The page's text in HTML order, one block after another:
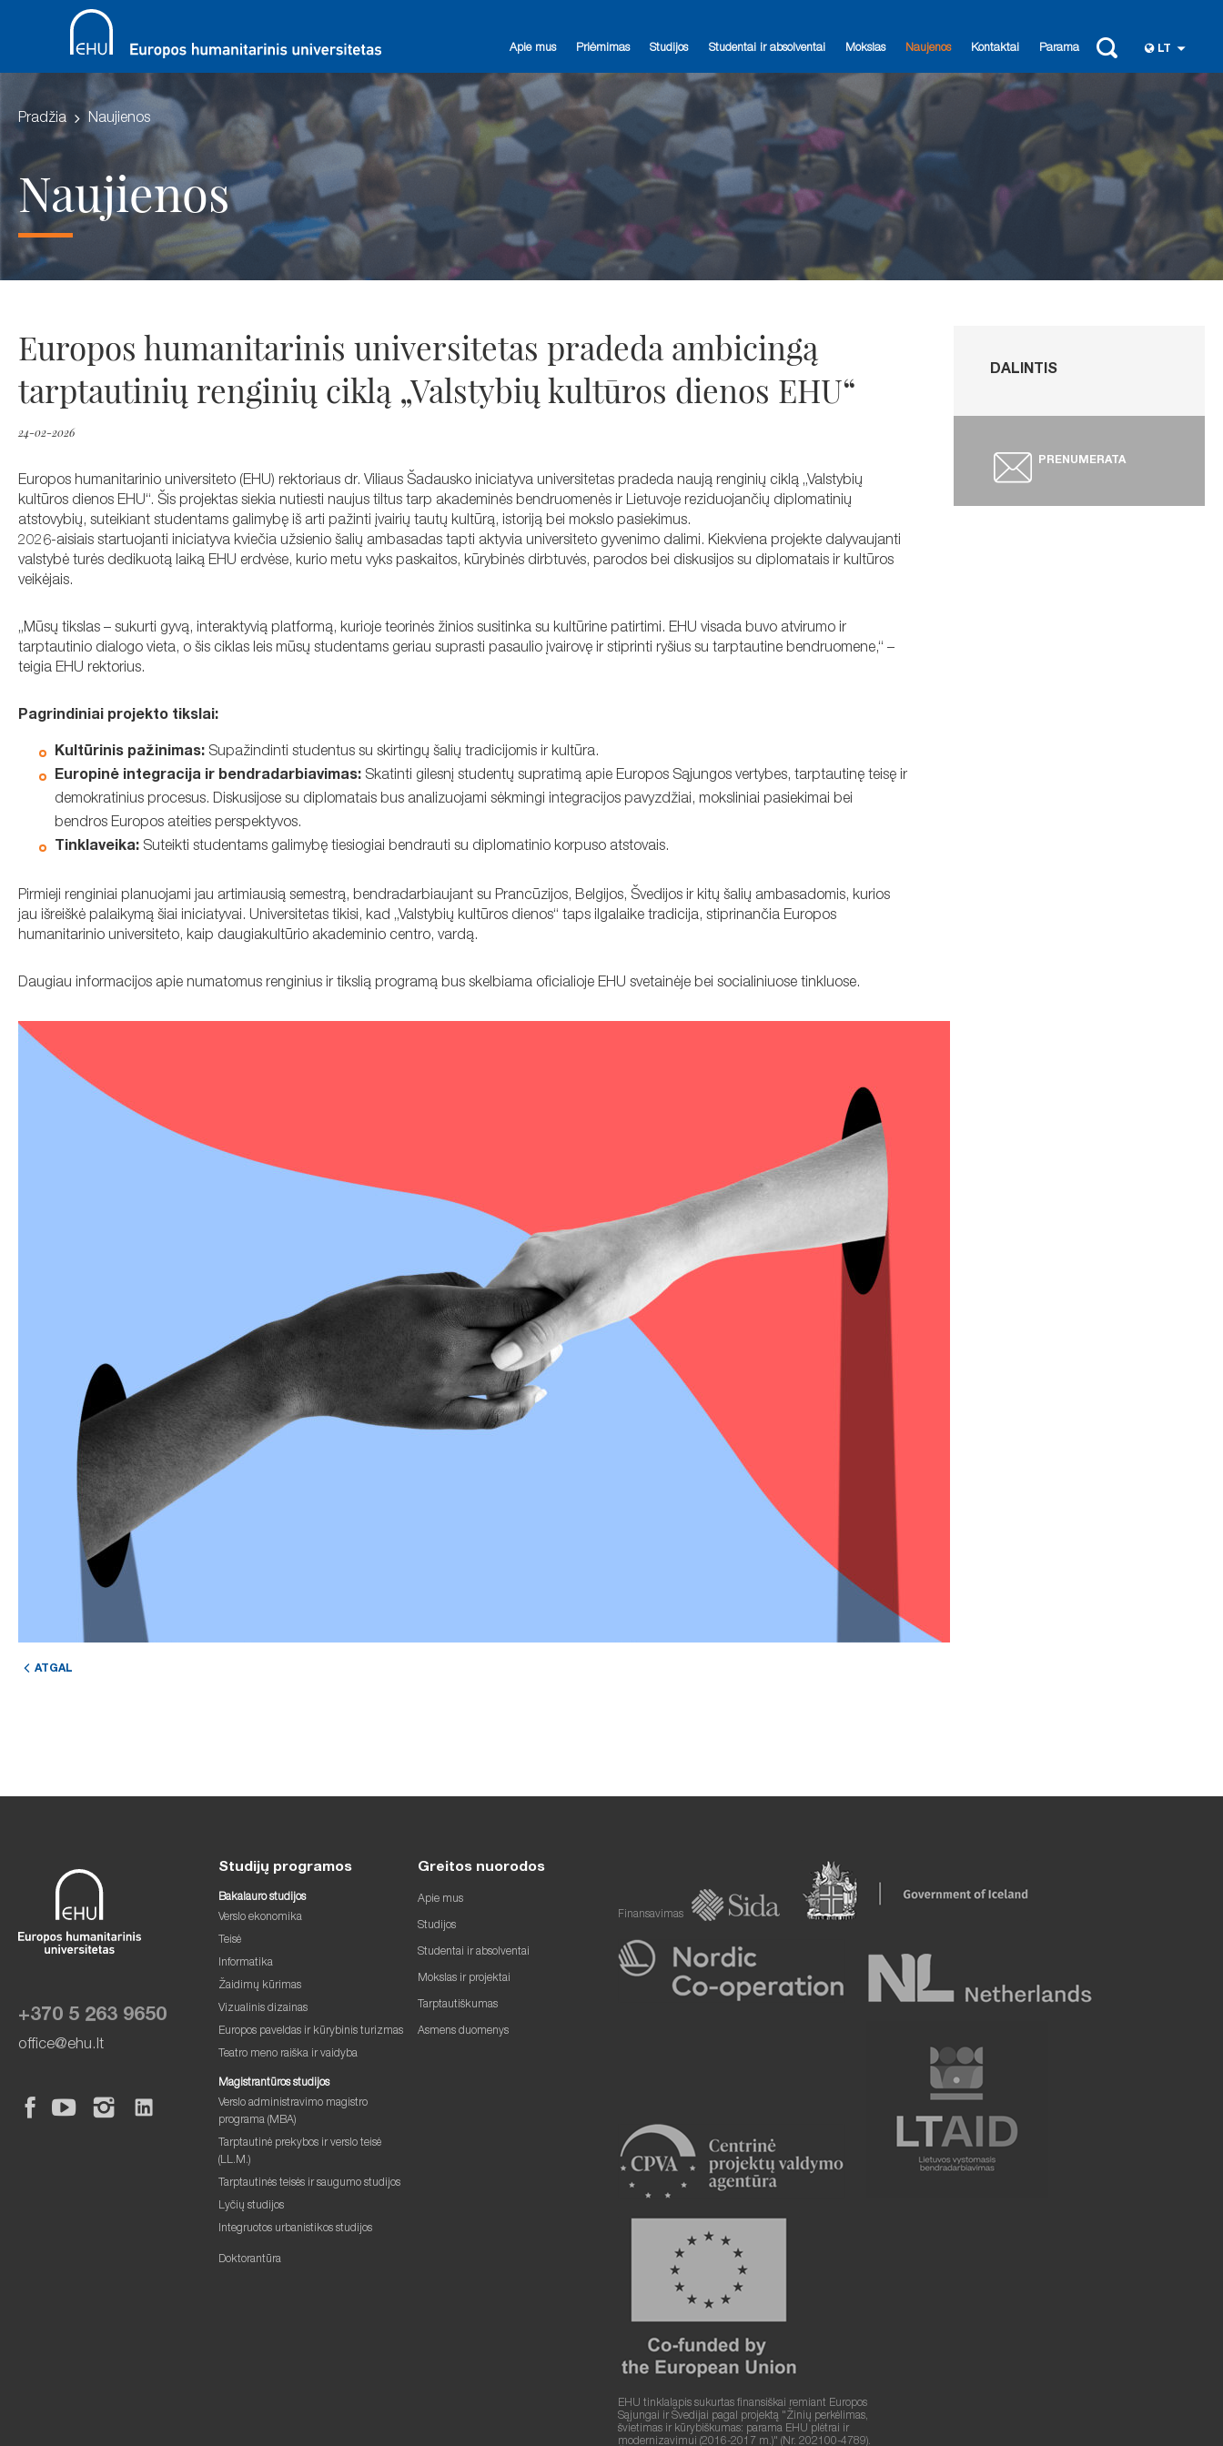
Apie mus Priėmimas Studijos Studentai ir absolventai Mokslas Naujenos Kontaktai Parama LT
Pradžia Naujienos
Naujienos
Europos humanitarinis universitetas pradeda ambicingą
tarptautinių renginių ciklą „Valstybių kultūros dienos EHU“
24-02-2026
Europos humanitarinio universiteto (EHU) rektoriaus dr. Viliaus Šadausko iniciatyva universitetas pradeda naują renginių ciklą „Valstybių
kultūros dienos EHU“. Šis projektas siekia nutiesti naujus tiltus tarp akademinės bendruomenės ir Lietuvoje reziduojančių diplomatinių
atstovybių, suteikiant studentams galimybę iš arti pažinti įvairių tautų kultūrą, istoriją bei mokslo pasiekimus.
2026-aisiais startuojanti iniciatyva kviečia užsienio šalių ambasadas tapti aktyvia universiteto gyvenimo dalimi. Kiekviena projekte dalyvaujanti
valstybė turės dedikuotą laiką EHU erdvėse, kurio metu vyks paskaitos, kūrybinės dirbtuvės, parodos bei diskusijos su diplomatais ir kultūros
veikėjais.
„Mūsų tikslas – sukurti gyvą, interaktyvią platformą, kurioje teorinės žinios susitinka su kultūrine patirtimi. EHU visada buvo atvirumo ir
tarptautinio dialogo vieta, o šis ciklas leis mūsų studentams geriau suprasti pasaulio įvairovę ir stiprinti ryšius su tarptautine bendruomene,“ –
teigia EHU rektorius.
Pagrindiniai projekto tikslai:
Kultūrinis pažinimas: Supažindinti studentus su skirtingų šalių tradicijomis ir kultūra.
Europinė integracija ir bendradarbiavimas: Skatinti gilesnį studentų supratimą apie Europos Sąjungos vertybes, tarptautinę teisę ir
demokratinius procesus. Diskusijose su diplomatais bus analizuojami sėkmingi integracijos pavyzdžiai, moksliniai pasiekimai bei
bendros Europos ateities perspektyvos.
Tinklaveika: Suteikti studentams galimybę tiesiogiai bendrauti su diplomatinio korpuso atstovais.
Pirmieji renginiai planuojami jau artimiausią semestrą, bendradarbiaujant su Prancūzijos, Belgijos, Švedijos ir kitų šalių ambasadomis, kurios
jau išreiškė palaikymą šiai iniciatyvai. Universitetas tikisi, kad „Valstybių kultūros dienos“ taps ilgalaike tradicija, stiprinančia Europos
humanitarinio universiteto, kaip daugiakultūrio akademinio centro, vardą.
Daugiau informacijos apie numatomus renginius ir tikslią programą bus skelbiama oficialioje EHU svetainėje bei socialiniuose tinkluose.
ATGAL
DALINTIS
PRENUMERATA
+370 5 263 9650
office@ehu.lt
Studijų programos
Bakalauro studijos
Verslo ekonomika
Teisė
Informatika
Žaidimų kūrimas
Vizualinis dizainas
Europos paveldas ir kūrybinis turizmas
Teatro meno raiška ir vaidyba
Magistrantūros studijos
Verslo administravimo magistro
programa (MBA)
Tarptautinė prekybos ir verslo teisė
(LL.M.)
Tarptautinės teisės ir saugumo studijos
Lyčių studijos
Integruotos urbanistikos studijos
Doktorantūra
Greitos nuorodos
Apie mus
Studijos
Studentai ir absolventai
Mokslas ir projektai
Tarptautiškumas
Asmens duomenys
Finansavimas
EHU tinklalapis sukurtas finansiškai remiant Europos
Sąjungai ir Švedijai pagal projektą "Žinių perkėlimas,
švietimas ir kūrybiškumas: parama EHU plėtrai ir
modernizavimui (2016-2017 m.)" (Nr. 202100-4789).